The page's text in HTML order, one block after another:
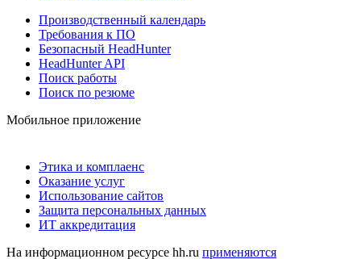
Производственный календарь
Требования к ПО
Безопасный HeadHunter
HeadHunter API
Поиск работы
Поиск по резюме
Мобильное приложение
Этика и комплаенс
Оказание услуг
Использование сайтов
Защита персональных данных
ИТ аккредитация
На информационном ресурсе hh.ru применяются